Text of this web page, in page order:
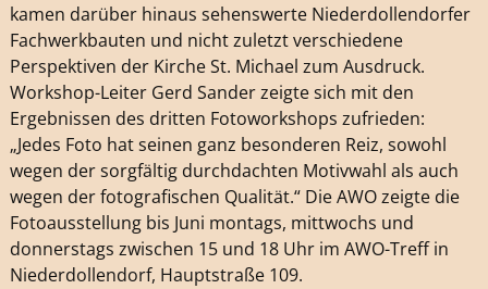
kamen darüber hinaus sehenswerte Niederdollendorfer
Fachwerkbauten und nicht zuletzt verschiedene
Perspektiven der Kirche St. Michael zum Ausdruck.
Workshop-Leiter Gerd Sander zeigte sich mit den
Ergebnissen des dritten Fotoworkshops zufrieden:
„Jedes Foto hat seinen ganz besonderen Reiz, sowohl
wegen der sorgfältig durchdachten Motivwahl als auch
wegen der fotografischen Qualität.“ Die AWO zeigte die
Fotoausstellung bis Juni montags, mittwochs und
donnerstags zwischen 15 und 18 Uhr im AWO-Treff in
Niederdollendorf, Hauptstraße 109.